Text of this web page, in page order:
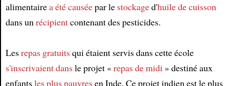
Article
alimentairea été causéepar le stockaged'huile de cuisson
dans unrécipientcontenant des pesticides.
Lesrepas gratuitsqui étaient servis dans cette école
s'inscrivaient dansle projet «repas de midi» destiné aux
enfantsles plus pauvresen Inde. Ce projet indien est le plus